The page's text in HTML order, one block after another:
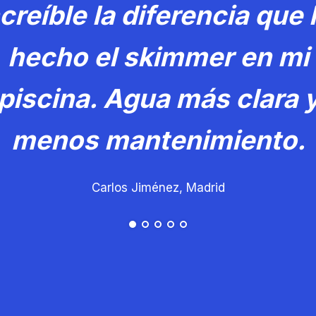
la diferencia que
hecho el skimmer en mi
Agua más clara
menos mantenimiento.
Carlos Jiménez, Madrid